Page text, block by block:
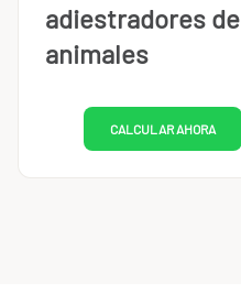
adiestradores de
animales
CALCULAR AHORA